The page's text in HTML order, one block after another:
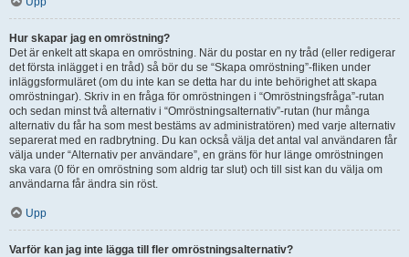
Hur skapar jag en omröstning?
Det är enkelt att skapa en omröstning. När du postar en ny tråd (eller redigerar
det första inlägget i en tråd) så bör du se “Skapa omröstning”-fliken under
inläggsformuläret (om du inte kan se detta har du inte behörighet att skapa
omröstningar). Skriv in en fråga för omröstningen i “Omröstningsfråga”-rutan
och sedan minst två alternativ i “Omröstningsalternativ”-rutan (hur många
alternativ du får ha som mest bestäms av administratören) med varje alternativ
separerat med en radbrytning. Du kan också välja det antal val användaren får
välja under “Alternativ per användare”, en gräns för hur länge omröstningen
ska vara (0 för en omröstning som aldrig tar slut) och till sist kan du välja om
användarna får ändra sin röst.
Upp
Varför kan jag inte lägga till fler omröstningsalternativ?